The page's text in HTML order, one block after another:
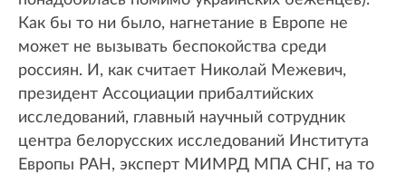
Как бы то ни было, нагнетание в Европе не
может не вызывать беспокойства среди
россиян. И, как считает Николай Межевич,
президент Ассоциации прибалтийских
исследований, главный научный сотрудник
центра белорусских исследований Института
Европы РАН, эксперт МИМРД МПА СНГ, на то